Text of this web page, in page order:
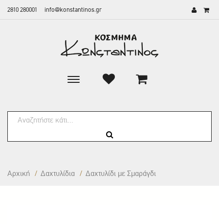
2810 280001 info@konstantinos.gr
Toggle
Αρχική / Δαxτυλίδια / Δαχτυλίδι με Σμαράγδι